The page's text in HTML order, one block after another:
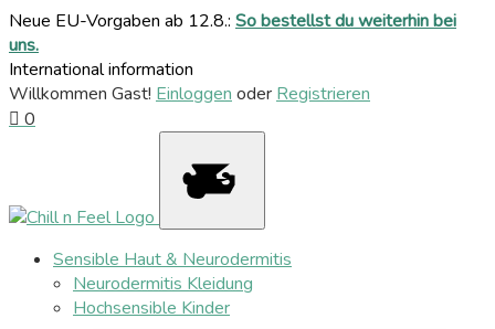
Neue EU-Vorgaben ab 12.8.: So bestellst du weiterhin bei
uns.
International information
Willkommen Gast! Einloggen oder Registrieren
0
Sensible Haut & Neurodermitis
Neurodermitis Kleidung
Hochsensible Kinder